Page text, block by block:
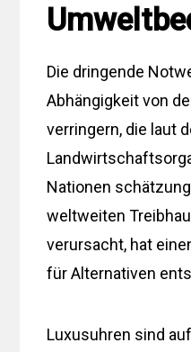
Die dringende
Abhängigkeit von
verringern, die laut
Nationen
weltweiten
verursacht, hat
für Alternativen
Luxusuhren sind